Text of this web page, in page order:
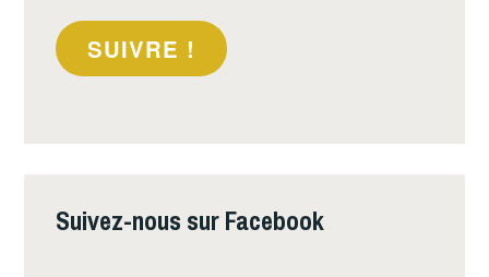
SUIVRE !
Suivez-nous sur Facebook